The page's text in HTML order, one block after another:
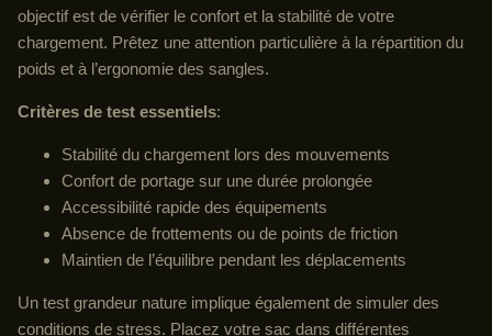
objectif est de vérifier le confort et la stabilité de votre
chargement. Prêtez une attention particulière à la répartition du
poids et à l’ergonomie des sangles.
Critères de test essentiels:
Stabilité du chargement lors des mouvements
Confort de portage sur une durée prolongée
Accessibilité rapide des équipements
Absence de frottements ou de points de friction
Maintien de l’équilibre pendant les déplacements
Un test grandeur nature implique également de simuler des
conditions de stress. Placez votre sac dans différentes